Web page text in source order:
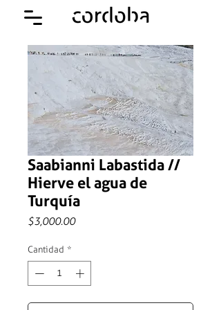
Saabianni Labastida //
Hierve el agua de
Turquía
$3,000.00Precio
Cantidad *